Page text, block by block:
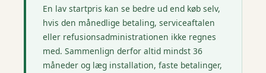
En lav startpris kan se bedre ud end køb selv,
hvis den månedlige betaling, serviceaftalen
eller refusionsadministrationen ikke regnes
med. Sammenlign derfor altid mindst 36
måneder og læg installation, faste betalinger,